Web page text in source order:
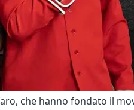
che hanno fondato il